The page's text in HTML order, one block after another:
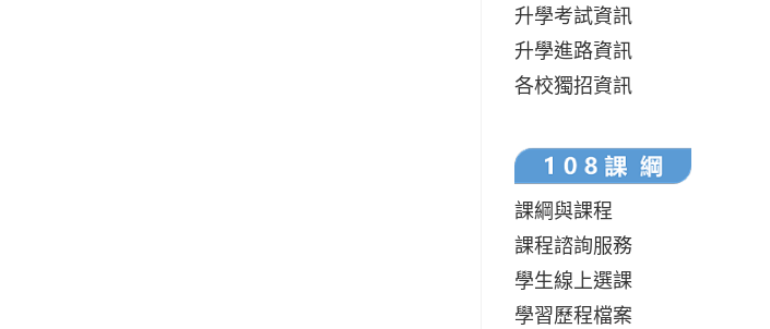
升學考試資訊
升學進路資訊
各校獨招資訊
課綱與課程
課程諮詢服務
學生線上選課
學習歷程檔案